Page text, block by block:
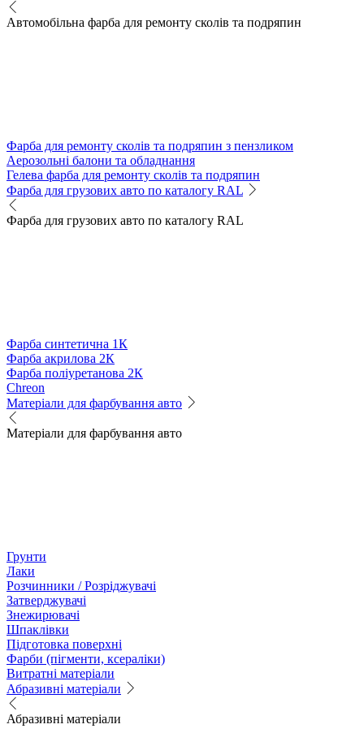
Автомобільна фарба для ремонту сколів та подряпин
Фарба для ремонту сколів та подряпин з пензликом
Аерозольні балони та обладнання
Гелева фарба для ремонту сколів та подряпин
Фарба для грузових авто по каталогу RAL
Фарба для грузових авто по каталогу RAL
Фарба синтетична 1К
Фарба акрилова 2К
Фарба поліуретанова 2К
Chreon
Матеріали для фарбування авто
Матеріали для фарбування авто
Грунти
Лаки
Розчинники / Розріджувачі
Затверджувачі
Знежирювачі
Шпаклівки
Підготовка поверхні
Фарби (пігменти, ксераліки)
Витратні матеріали
Абразивні матеріали
Абразивні матеріали